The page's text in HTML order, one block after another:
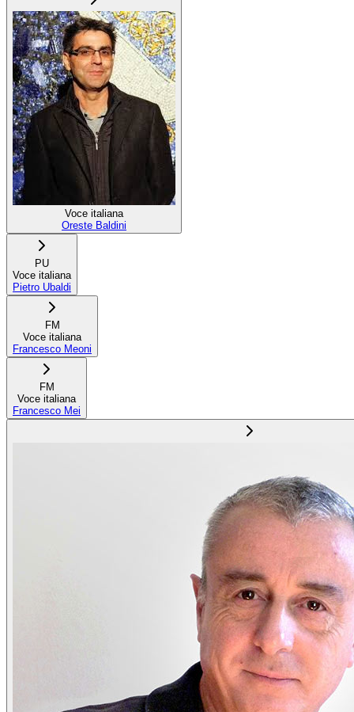
Voce italiana
Oreste Baldini
PU
Voce italiana
Pietro Ubaldi
FM
Voce italiana
Francesco Meoni
FM
Voce italiana
Francesco Mei